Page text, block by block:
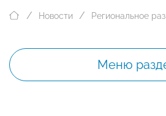
Новости Региональное
Меню